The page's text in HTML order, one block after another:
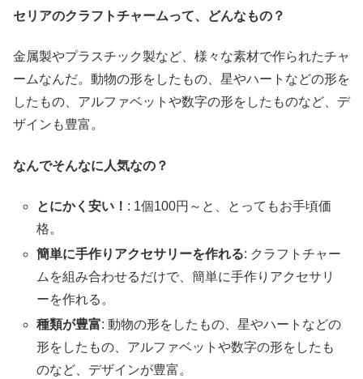
セリアのクラフトチャームって、どんなもの？
金属製やプラスチック製など、様々な素材で作られたチャ
ームなんだ。動物の形をしたもの、星やハートなどの形を
したもの、アルファベットや数字の形をしたものなど、デ
ザインも豊富。
なんでそんなに人気なの？
とにかく安い！ : 1個100円～と、とってもお手頃価
格。
簡単に手作りアクセサリーを作れる: クラフトチャー
ムを組み合わせるだけで、簡単に手作りアクセサリ
ーを作れる。
種類が豊富: 動物の形をしたもの、星やハートなどの
形をしたもの、アルファベットや数字の形をしたも
のなど、デザインが豊富。